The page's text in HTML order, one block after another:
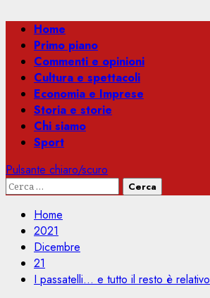
Menu
principale
Home
Primo piano
Commenti e opinioni
Cultura e spettacoli
Economia e Imprese
Storia e storie
Chi siamo
Sport
Pulsante chiaro/scuro
Ricerca
Home
2021
Dicembre
21
I passatelli… e tutto il resto è relativo